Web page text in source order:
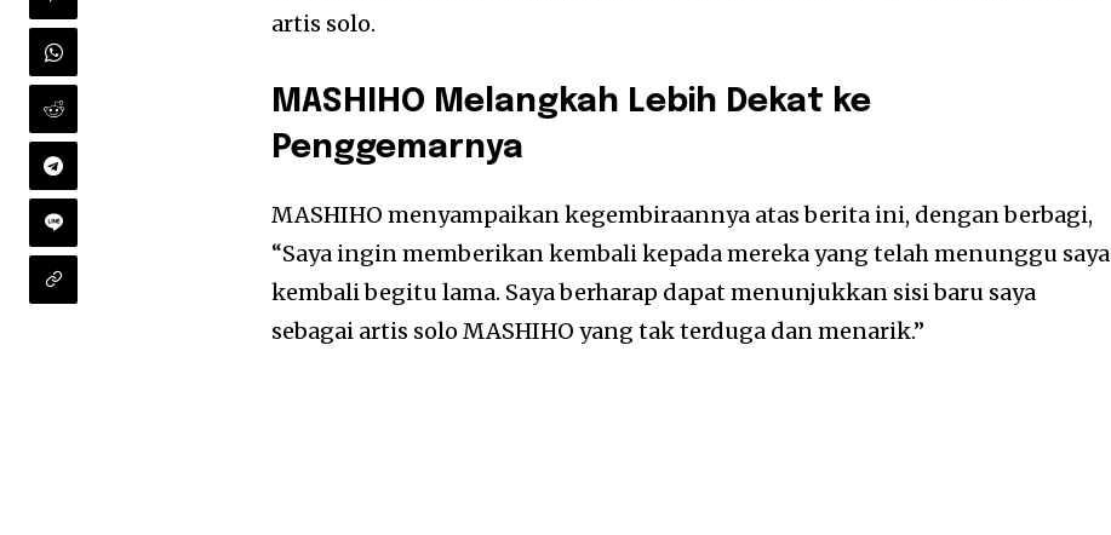
artis solo.
MASHIHO Melangkah Lebih Dekat ke
Penggemarnya
MASHIHO menyampaikan kegembiraannya atas berita ini, dengan berbagi,
“Saya ingin memberikan kembali kepada mereka yang telah menunggu saya
kembali begitu lama. Saya berharap dapat menunjukkan sisi baru saya
sebagai artis solo MASHIHO yang tak terduga dan menarik.”